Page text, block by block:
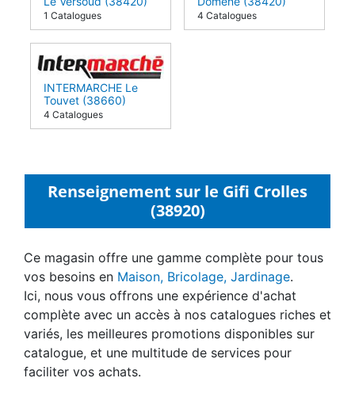
1 Catalogues 4 Catalogues
INTERMARCHE Le
Touvet (38660)
4 Catalogues
Renseignement sur le Gifi Crolles
(38920)
Ce magasin offre une gamme complète pour tous
vos besoins en Maison, Bricolage, Jardinage.
Ici, nous vous offrons une expérience d'achat
complète avec un accès à nos catalogues riches et
variés, les meilleures promotions disponibles sur
catalogue, et une multitude de services pour
faciliter vos achats.